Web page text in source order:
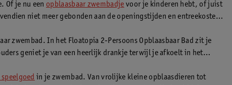
Of je nu een opblaasbaar zwembadje voor je kinderen hebt, of juist
niet meer gebonden aan de openingstijden en entreekosten
zwembad. In het Floatopia 2-Persoons Opblaasbaar Bad zit je
geniet je van een heerlijk drankje terwijl je afkoelt in het
in je zwembad. Van vrolijke kleine opblaasdieren tot